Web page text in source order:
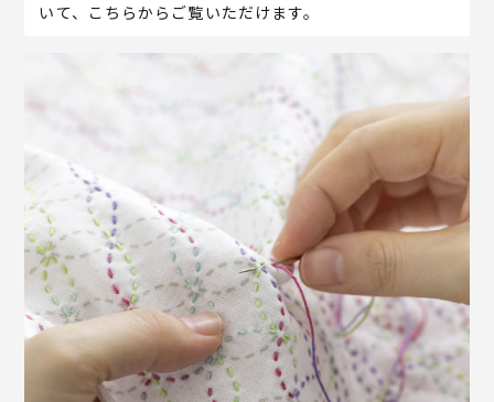
いて、こちらからご覧いただけます。